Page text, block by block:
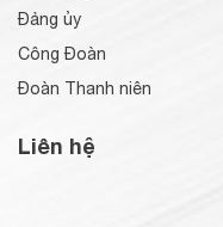
Đảng ủy
Công Đoàn
Đoàn Thanh niên
Liên hệ